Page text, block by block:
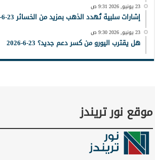
23 يونيو, 2026 9:31 ص
إشارات سلبية تُهدد الذهب بمزيد من الخسائر 23-6-2026
23 يونيو, 2026 9:30 ص
هل يقترب اليورو من كسر دعم جديد؟ 23-6-2026
موقع نور تريندز